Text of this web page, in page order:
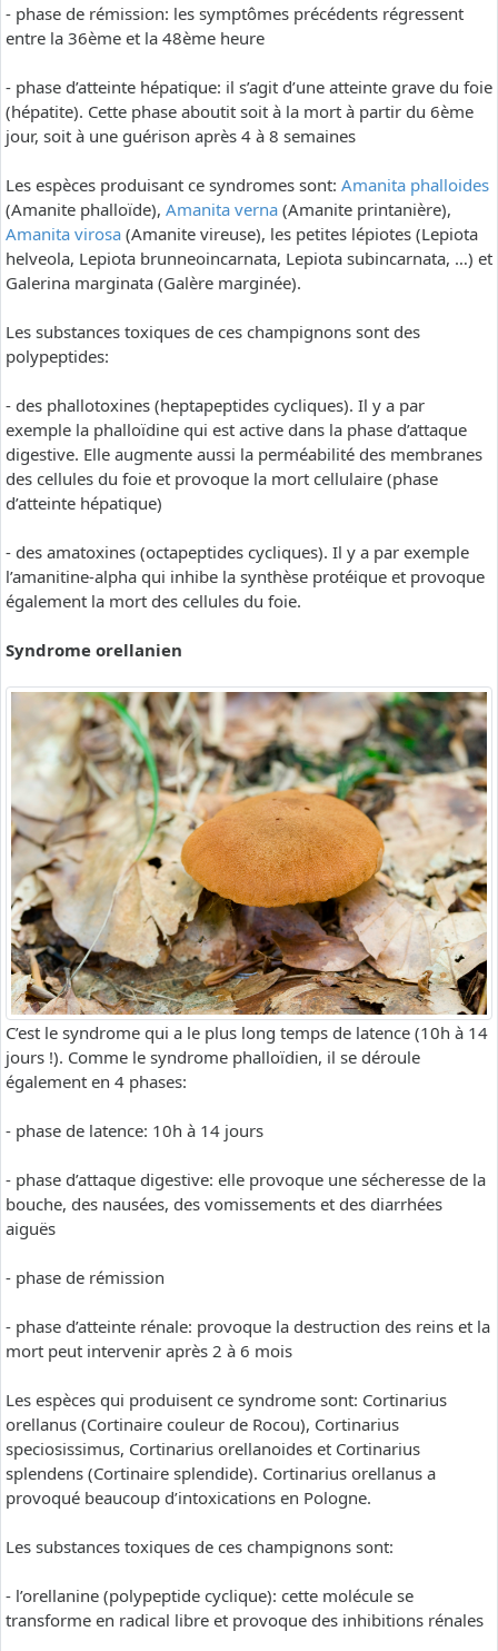
- phase de rémission: les symptômes précédents régressent
entre la 36ème et la 48ème heure
- phase d’atteinte hépatique: il s’agit d’une atteinte grave du foie
(hépatite). Cette phase aboutit soit à la mort à partir du 6ème
jour, soit à une guérison après 4 à 8 semaines
Les espèces produisant ce syndromes sont: Amanita phalloides
(Amanite phalloïde), Amanita verna (Amanite printanière),
Amanita virosa (Amanite vireuse), les petites lépiotes (Lepiota
helveola, Lepiota brunneoincarnata, Lepiota subincarnata, …) et
Galerina marginata (Galère marginée).
Les substances toxiques de ces champignons sont des
polypeptides:
- des phallotoxines (heptapeptides cycliques). Il y a par
exemple la phalloïdine qui est active dans la phase d’attaque
digestive. Elle augmente aussi la perméabilité des membranes
des cellules du foie et provoque la mort cellulaire (phase
d’atteinte hépatique)
- des amatoxines (octapeptides cycliques). Il y a par exemple
l’amanitine-alpha qui inhibe la synthèse protéique et provoque
également la mort des cellules du foie.
Syndrome orellanien
C’est le syndrome qui a le plus long temps de latence (10h à 14
jours !). Comme le syndrome phalloïdien, il se déroule
également en 4 phases:
- phase de latence: 10h à 14 jours
- phase d’attaque digestive: elle provoque une sécheresse de la
bouche, des nausées, des vomissements et des diarrhées
aiguës
- phase de rémission
- phase d’atteinte rénale: provoque la destruction des reins et la
mort peut intervenir après 2 à 6 mois
Les espèces qui produisent ce syndrome sont: Cortinarius
orellanus (Cortinaire couleur de Rocou), Cortinarius
speciosissimus, Cortinarius orellanoides et Cortinarius
splendens (Cortinaire splendide). Cortinarius orellanus a
provoqué beaucoup d’intoxications en Pologne.
Les substances toxiques de ces champignons sont:
- l’orellanine (polypeptide cyclique): cette molécule se
transforme en radical libre et provoque des inhibitions rénales